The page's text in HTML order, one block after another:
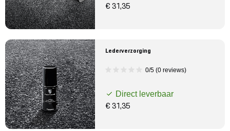
€ 31,35
Lederverzorging
0/5 (0 reviews)
Direct leverbaar
€ 31,35